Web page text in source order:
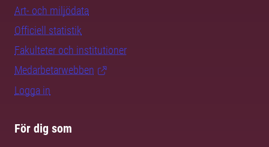
Art- och miljödata
Officiell statistik
Fakulteter och institutioner
Medarbetarwebben
Logga in
För dig som